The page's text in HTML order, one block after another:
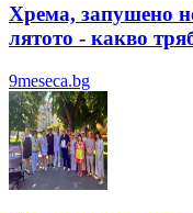
Хрема, запушено
лятотo - какво
9meseca.bg